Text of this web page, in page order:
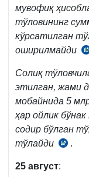
мувофиқ
тўловининг
кўрсатилган
оширилмайди
қ.
Солиқ
этилган, жами
мобайнида 5
ҳар ойлик
содир бўлган
тўлайди
СК
.
25 август: